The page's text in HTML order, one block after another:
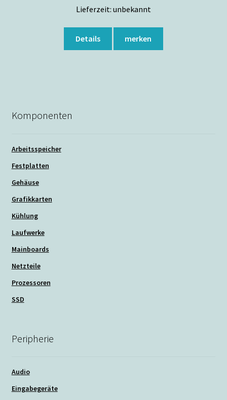
Lieferzeit: unbekannt
Details merken
Komponenten
Arbeitsspeicher
Festplatten
Gehäuse
Grafikkarten
Kühlung
Laufwerke
Mainboards
Netzteile
Prozessoren
SSD
Peripherie
Audio
Eingabegeräte